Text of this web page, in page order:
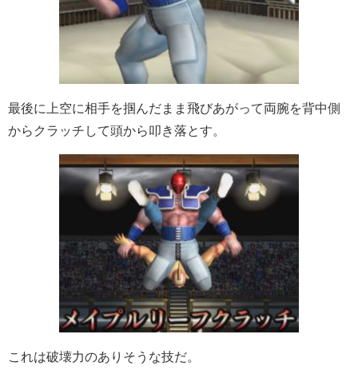
最後に上空に相手を掴んだまま飛びあがって両腕を背中側
からクラッチして頭から叩き落とす。
これは破壊力のありそうな技だ。